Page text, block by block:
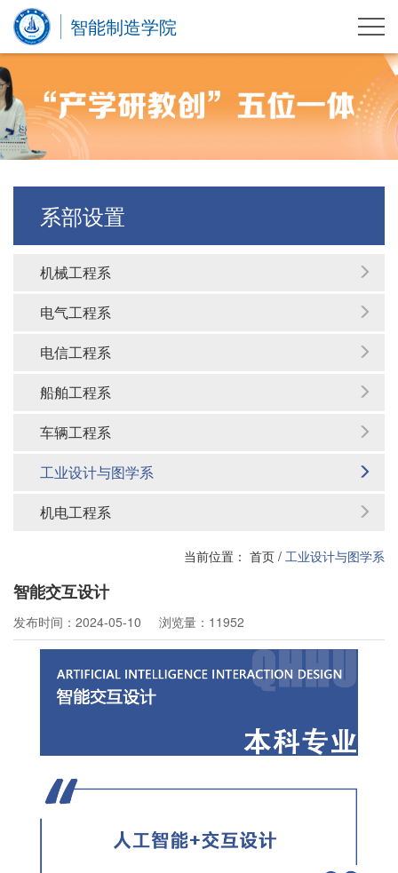
智能制造学院
系部设置
机械工程系
电气工程系
电信工程系
船舶工程系
车辆工程系
工业设计与图学系
机电工程系
当前位置： 首页 / 工业设计与图学系
智能交互设计
发布时间：2024-05-10 浏览量：11952